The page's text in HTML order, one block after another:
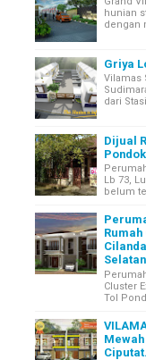
hunian
dengan
Griya
Vilamas
dari
Dijual
Lb 73,
belum
Cluster
Tol
Ciputat.